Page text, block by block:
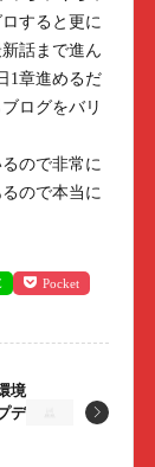
すると更に
話まで進ん
1章進めるだ
ログをバリ
ので非常に
ので本当に
Pocket
境
デ